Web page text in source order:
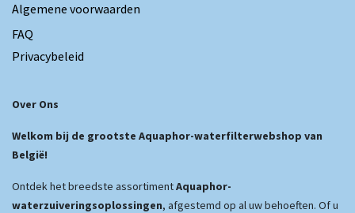
Algemene voorwaarden
FAQ
Privacybeleid
Over Ons
Welkom bij de grootste Aquaphor-waterfilterwebshop van
België!
Ontdek het breedste assortimentAquaphor-
waterzuiveringsoplossingen, afgestemd op al uw behoeften. Of u